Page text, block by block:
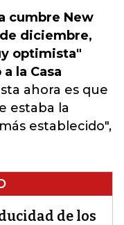
cumbre New
diciembre,
optimista"
la Casa
ahora es que
estaba la
establecido",
de los